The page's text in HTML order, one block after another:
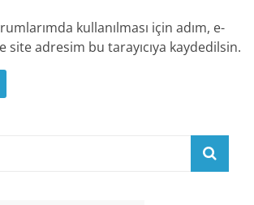
kullanılması için adım, e-
site adresim bu tarayıcıya kaydedilsin.